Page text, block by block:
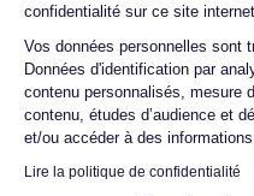
confidentialité sur ce site internet.
Vos données personnelles sont
Données d'identification par
contenu personnalisés, mesure
contenu, études d’audience et
et/ou accéder à des informations
Lire la politique de confidentialité
MacBook
Très bon